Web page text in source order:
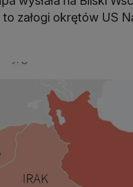
załogi okrętów US